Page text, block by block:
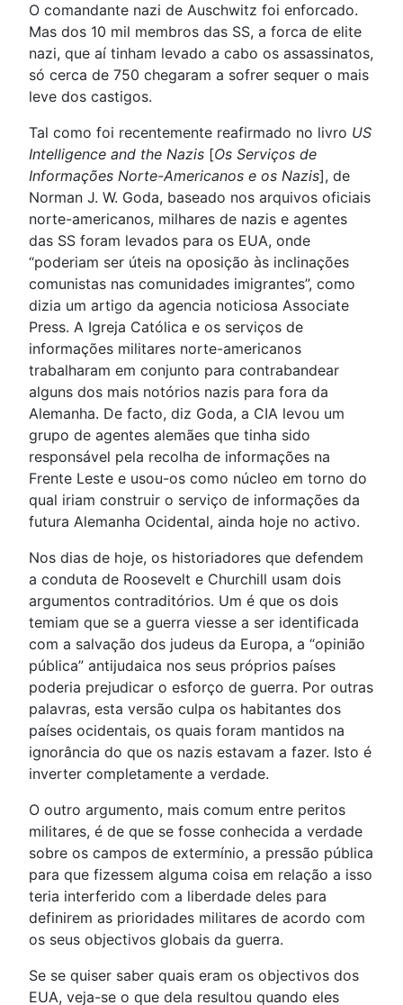
O comandante nazi de Auschwitz foi enforcado.
Mas dos 10 mil membros das SS, a forca de elite
nazi, que aí tinham levado a cabo os assassinatos,
só cerca de 750 chegaram a sofrer sequer o mais
leve dos castigos.
Tal como foi recentemente reafirmado no livro US
Intelligence and the Nazis [Os Serviços de
Informações Norte-Americanos e os Nazis], de
Norman J. W. Goda, baseado nos arquivos oficiais
norte-americanos, milhares de nazis e agentes
das SS foram levados para os EUA, onde
“poderiam ser úteis na oposição às inclinações
comunistas nas comunidades imigrantes”, como
dizia um artigo da agencia noticiosa Associate
Press. A Igreja Católica e os serviços de
informações militares norte-americanos
trabalharam em conjunto para contrabandear
alguns dos mais notórios nazis para fora da
Alemanha. De facto, diz Goda, a CIA levou um
grupo de agentes alemães que tinha sido
responsável pela recolha de informações na
Frente Leste e usou-os como núcleo em torno do
qual iriam construir o serviço de informações da
futura Alemanha Ocidental, ainda hoje no activo.
Nos dias de hoje, os historiadores que defendem
a conduta de Roosevelt e Churchill usam dois
argumentos contraditórios. Um é que os dois
temiam que se a guerra viesse a ser identificada
com a salvação dos judeus da Europa, a “opinião
pública” antijudaica nos seus próprios países
poderia prejudicar o esforço de guerra. Por outras
palavras, esta versão culpa os habitantes dos
países ocidentais, os quais foram mantidos na
ignorância do que os nazis estavam a fazer. Isto é
inverter completamente a verdade.
O outro argumento, mais comum entre peritos
militares, é de que se fosse conhecida a verdade
sobre os campos de extermínio, a pressão pública
para que fizessem alguma coisa em relação a isso
teria interferido com a liberdade deles para
definirem as prioridades militares de acordo com
os seus objectivos globais da guerra.
Se se quiser saber quais eram os objectivos dos
EUA, veja-se o que dela resultou quando eles